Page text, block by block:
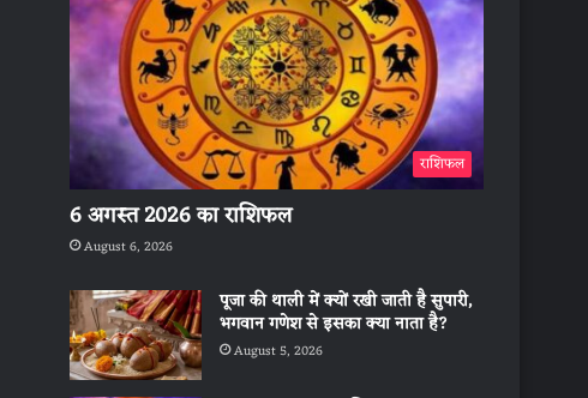
राशिफल
6 अगस्त 2026 का राशिफल
August 6, 2026
पूजा की थाली में क्यों रखी जाती है सुपारी,
भगवान गणेश से इसका क्या नाता है?
August 5, 2026